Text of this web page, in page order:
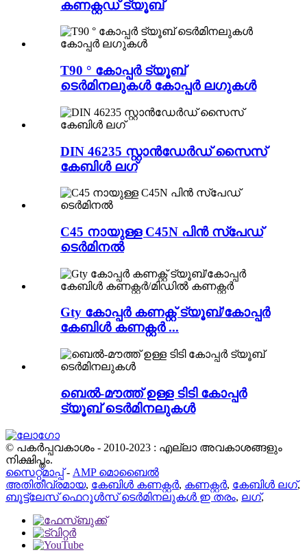
കണക്റ്റഡ് ട്യൂബ്
T90 ° കോപ്പർ ട്യൂബ്
ടെർമിനലുകൾ കോപ്പർ ലഗുകൾ
DIN 46235 സ്റ്റാൻഡേർഡ് സൈസ്
കേബിൾ ലഗ്
C45 നായുള്ള C45N പിൻ സ്പേഡ്
ടെർമിനൽ
Gty കോപ്പർ കണക്റ്റ് ട്യൂബ്/കോപ്പർ
കേബിൾ കണക്റ്റർ ...
ബെൽ-മൗത്ത് ഉള്ള ടിടി കോപ്പർ
ട്യൂബ് ടെർമിനലുകൾ
© പകർപ്പവകാശം - 2010-2023 : എല്ലാ അവകാശങ്ങളും
നിക്ഷിപ്തം.
സൈറ്റ്മാപ്പ്- AMP മൊബൈൽ
അതിതീവ്രമായ, കേബിൾ കണക്റ്റർ, കണക്റ്റർ, കേബിൾ ലഗ്,
ബൂട്ട്ലേസ് ഫെറൂൾസ് ടെർമിനലുകൾ ഇ തരം, ലഗ്,